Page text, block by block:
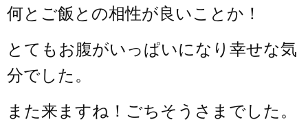
何とご飯との相性が良いことか！
とてもお腹がいっぱいになり幸せな気
分でした。
また来ますね！ごちそうさまでした。